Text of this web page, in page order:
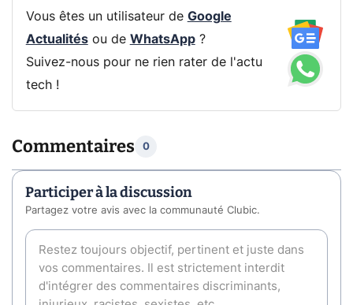
Vous êtes un utilisateur de Google
Actualitésou de WhatsApp?
Suivez-nous pour ne rien rater de l'actu
tech !
Commentaires 0
Participer à la discussion
Partagez votre avis avec la communauté Clubic.